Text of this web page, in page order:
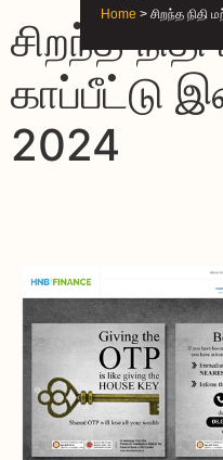
Home > சிறந்த
சிறந்த
காப்பீட்டு
2024